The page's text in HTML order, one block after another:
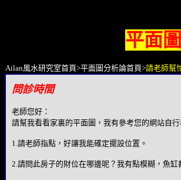
平面
Ailan風水研究室首頁>平面圖分析論首頁>請老師幫
問診時間
老師您好：
請幫我看看家裏的平面圖，我有參考您的網站自
1.請老師指點，好讓我能確定擺設位置。
2.請問此房子的財位在哪邊呢？我有點模糊，魚缸